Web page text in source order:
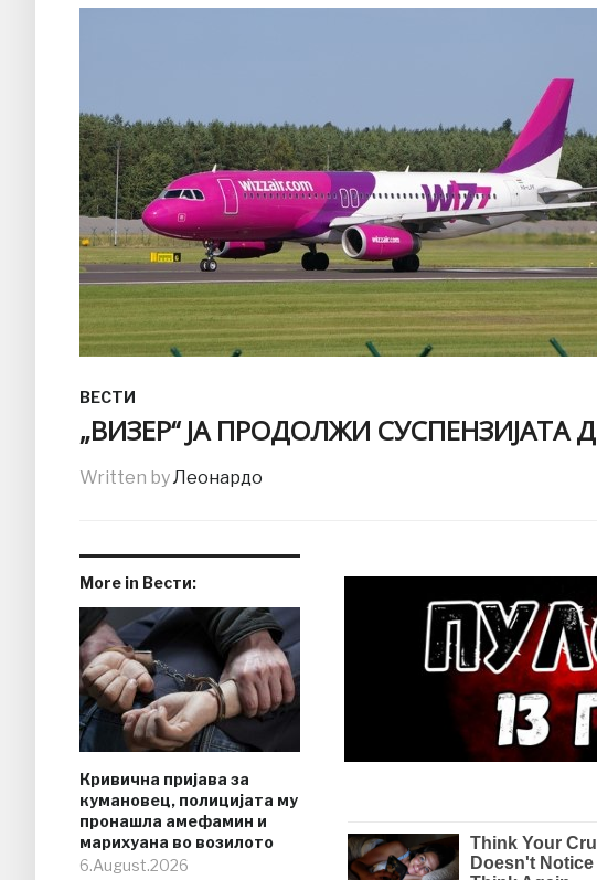
ВЕСТИ
„ВИЗЕР“ ЈА ПРОДОЛЖИ СУСПЕНЗИЈАТА
Written byЛеонардо
More in Вести:
Кривична пријава за
кумановец, полицијата му
пронашла амефамин и
марихуана во возилото
6.August.2026